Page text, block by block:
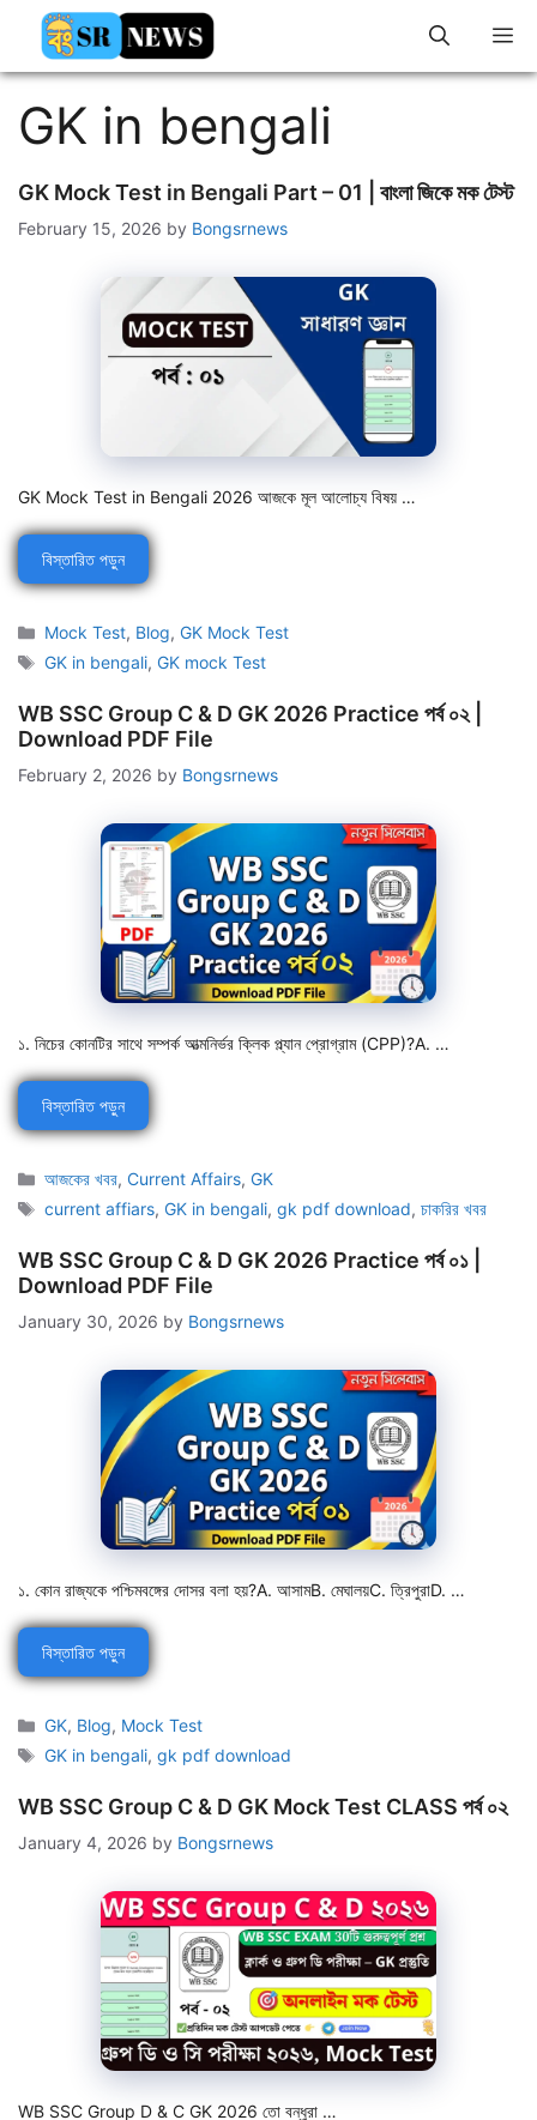
content
GK in bengali
GK Mock Test in Bengali Part – 01 | বাংলা জিকে মক টেস্ট
February 15, 2026 by Bongsrnews
GK Mock Test in Bengali 2026 আজকে মূল আলোচ্য বিষয় …
বিস্তারিত পড়ুন
Categories
Mock Test, Blog,GK Mock Test
Tags
GK in bengali,GK mock Test
WB SSC Group C & D GK 2026 Practice পর্ব ০২ |
Download PDF File
February 2, 2026 by Bongsrnews
১. নিচের কোনটির সাথে সম্পর্ক আত্মনির্ভর ক্লিক প্ল্যান প্রোগ্রাম (CPP)?A. …
বিস্তারিত পড়ুন
Categories
আজকের খবর,Current Affairs,GK
Tags
current affiars,GK in bengali,gk pdf download,চাকরির খবর
WB SSC Group C & D GK 2026 Practice পর্ব ০১ |
Download PDF File
January 30, 2026 by Bongsrnews
১. কোন রাজ্যকে পশ্চিমবঙ্গের দোসর বলা হয়?A. আসামB. মেঘালয়C. ত্রিপুরাD. …
বিস্তারিত পড়ুন
Categories
GK, Blog, Mock Test
Tags
GK in bengali,gk pdf download
WB SSC Group C & D GK Mock Test CLASS পর্ব ০২
January 4, 2026 by Bongsrnews
WB SSC Group D & C GK 2026 তো বন্ধুরা …